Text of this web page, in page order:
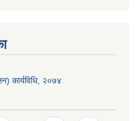
कार्यविधि, २०७४